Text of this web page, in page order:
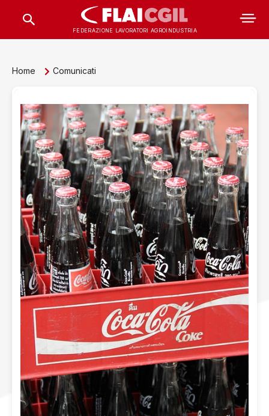
FEDERAZIONE LAVORATORI AGROINDUSTRIA
Home Comunicati